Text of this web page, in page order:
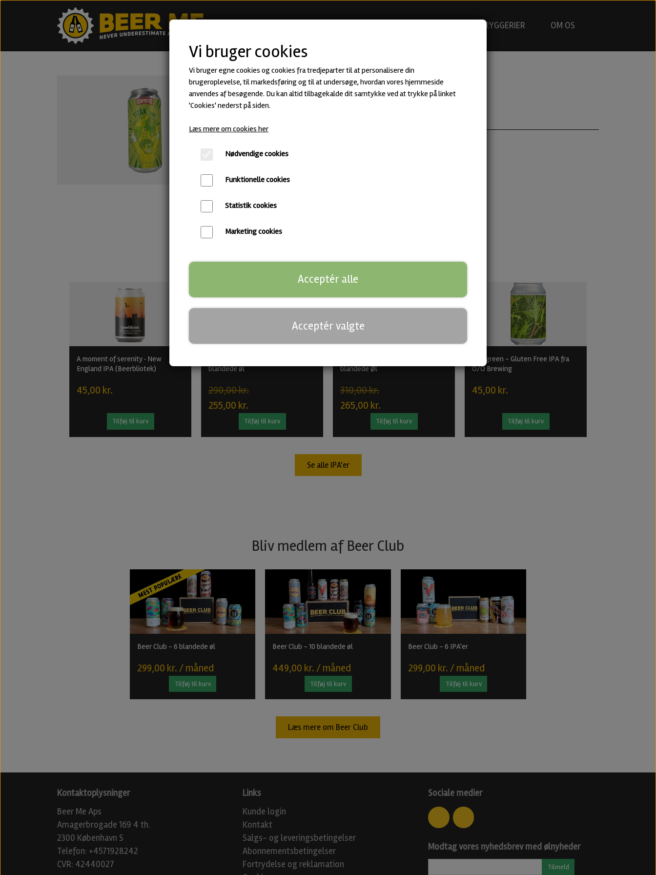
BRYGGERIER OM OS
Titan · Triple IPA fra SanFrutos
60,00 kr.
IPA Untappd
Find flere IPA'er
A moment of serenity · New
England IPA (Beerbliotek)
45,00 kr.
Tilføj til kurv
blandede øl
290,00 kr.
255,00 kr.
Tilføj til kurv
blandede Øl
310,00 kr.
265,00 kr.
Tilføj til kurv
Evergreen - Gluten Free IPA fra
O/O Brewing
45,00 kr.
Tilføj til kurv
Se alle IPA'er
Bliv medlem af Beer Club
Beer Club - 6 blandede øl
299,00 kr. / måned
Tilføj til kurv
Beer Club - 10 blandede øl
449,00 kr. / måned
Tilføj til kurv
Beer Club - 6 IPA'er
299,00 kr. / måned
Tilføj til kurv
Læs mere om Beer Club
Kontaktoplysninger
Beer Me Aps
Amagerbrogade 169 4 th.
2300 København S
Telefon: +4571928242
CVR: 42440027
Links
Kunde login
Kontakt
Salgs- og leveringsbetingelser
Abonnementsbetingelser
Fortrydelse og reklamation
Sociale medier
Modtag vores nyhedsbrev med ølnyheder
Tilmeld
Vi bruger cookies
Vi bruger egne cookies og cookies fra tredjeparter til at personalisere din
brugeroplevelse, til markedsføring og til at undersøge, hvordan vores hjemmeside
anvendes af besøgende. Du kan altid tilbagekalde dit samtykke ved at trykke på linket
'Cookies' nederst på siden.
Læs mere om cookies her
Nødvendige cookies
Funktionelle cookies
Statistik cookies
Marketing cookies
Acceptér alle
Acceptér valgte